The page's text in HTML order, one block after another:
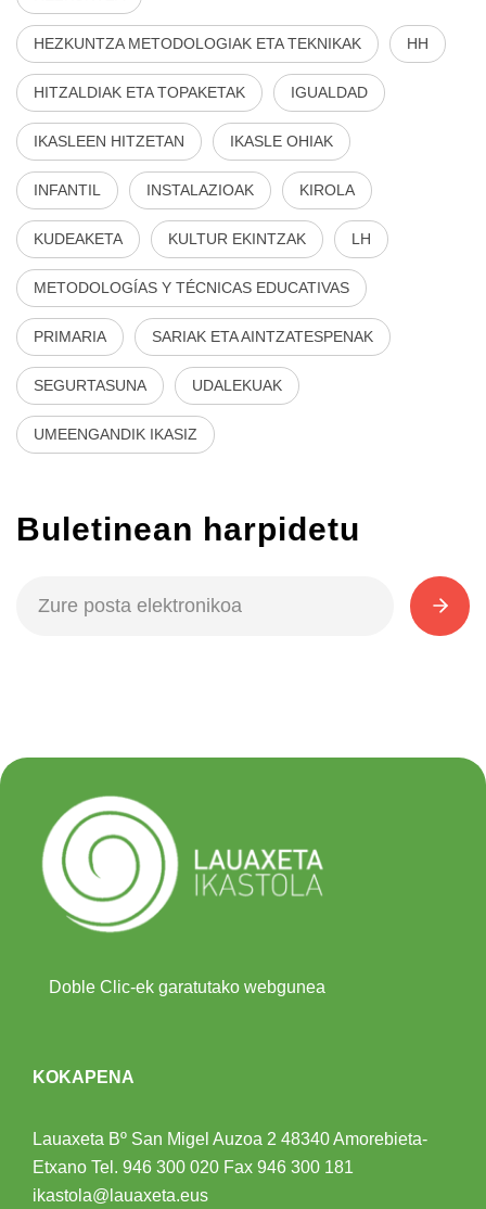
HEZKUNTZA METODOLOGIAK ETA TEKNIKAK HH
HITZALDIAK ETA TOPAKETAK IGUALDAD
IKASLEEN HITZETAN IKASLE OHIAK
INFANTIL INSTALAZIOAK KIROLA
KUDEAKETA KULTUR EKINTZAK LH
METODOLOGÍAS Y TÉCNICAS EDUCATIVAS
PRIMARIA SARIAK ETA AINTZATESPENAK
SEGURTASUNA UDALEKUAK
UMEENGANDIK IKASIZ
Buletinean harpidetu
Doble Clic-ek garatutako webgunea
KOKAPENA
Lauaxeta Bº San Migel Auzoa 2 48340 Amorebieta-
Etxano Tel. 946 300 020 Fax 946 300 181
ikastola@lauaxeta.eus